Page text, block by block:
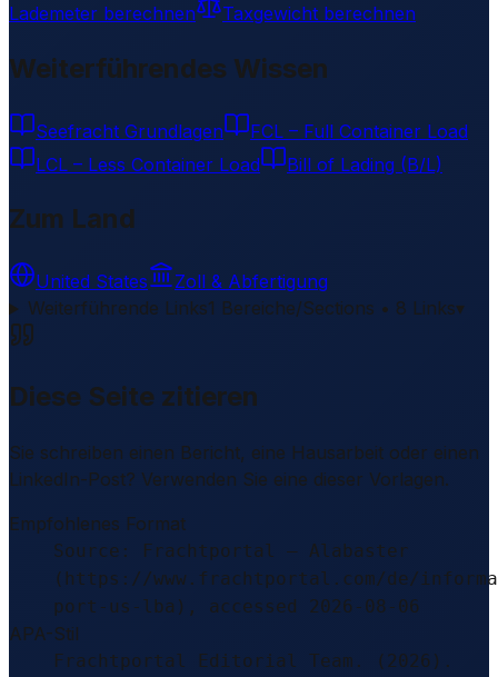
Lademeter berechnen
Taxgewicht berechnen
Weiterführendes Wissen
Seefracht Grundlagen
FCL – Full Container Load
LCL – Less Container Load
Bill of Lading (B/L)
Zum Land
United States
Zoll & Abfertigung
Weiterführende Links1 Bereiche/Sections • 8 Links▾
Diese Seite zitieren
Sie schreiben einen Bericht, eine Hausarbeit oder einen
LinkedIn-Post? Verwenden Sie eine dieser Vorlagen.
Empfohlenes Format
Source: Frachtportal – Alabaster
(https://www.frachtportal.com/de/
port-us-lba), accessed 2026-08-06
APA-Stil
Frachtportal Editorial Team. (2026).